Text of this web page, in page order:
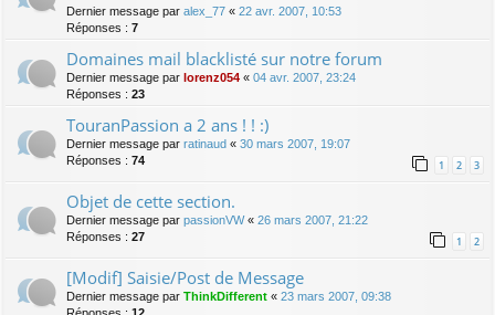
Dernier message par alex_77 « 22 avr. 2007, 10:53
Réponses : 7
Domaines mail blacklisté sur notre forum
Dernier message par lorenz054 « 04 avr. 2007, 23:24
Réponses : 23
TouranPassion a 2 ans ! ! :)
Dernier message par ratinaud « 30 mars 2007, 19:07
Réponses : 74 1 2 3
Objet de cette section.
Dernier message par passionVW« 26 mars 2007, 21:22
Réponses : 27 1 2
[Modif] Saisie/Post de Message
Dernier message par ThinkDifferent « 23 mars 2007, 09:38